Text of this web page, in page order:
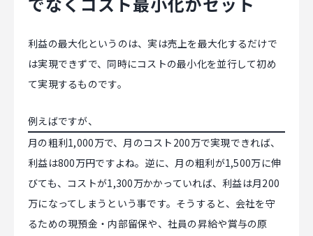
利益の最大化というのは、実は売上を最大化するだけで
は実現できずで、同時にコストの最小化を並行して初め
て実現するものです。
例えばですが、
月の粗利1,000万で、月のコスト200万で実現できれば、
利益は800万円ですよね。逆に、月の粗利が1,500万に伸
びても、コストが1,300万かかっていれば、利益は月200
万になってしまうという事です。そうすると、会社を守
るための現預金・内部留保や、社員の昇給や賞与の原